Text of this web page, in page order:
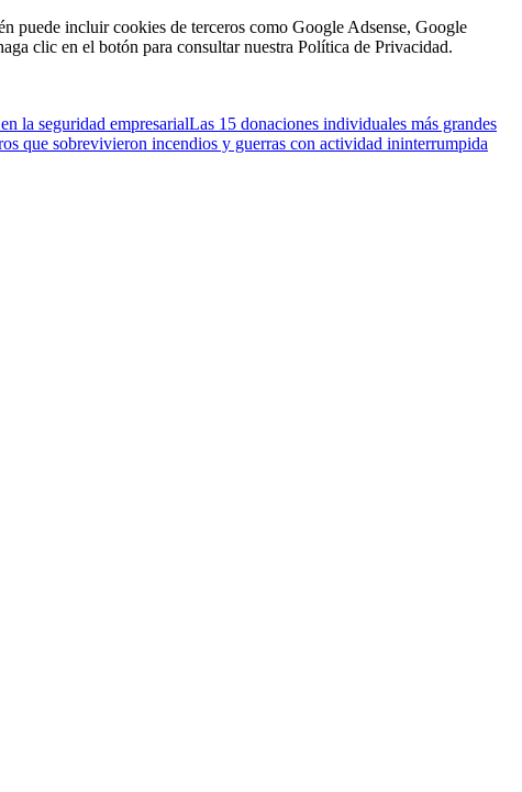
puede incluir cookies de terceros como Google Adsense, Google
clic en el botón para consultar nuestra Política de Privacidad.
la seguridad empresarialLas 15 donaciones individuales más grandes
que sobrevivieron incendios y guerras con actividad ininterrumpida